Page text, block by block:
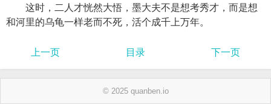
这时，二人才恍然大悟，墨大夫不是想考秀才，而是想
和河里的乌龟一样老而不死，活个成千上万年。
上一页 目录 下一页
© 2025 quanben.io